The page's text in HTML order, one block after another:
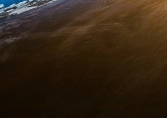
vivons, une cage dont les
l’économie prédatrice et le
Bienvenue dans une